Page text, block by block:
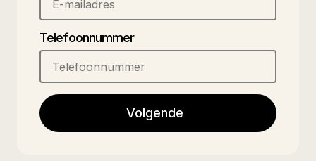
Telefoonnummer
Volgende